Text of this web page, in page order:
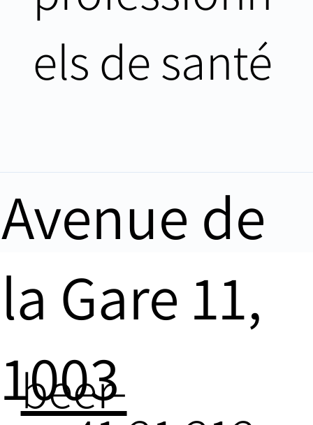
els de santé
Avenue de
la Gare 11,
1003
beer-